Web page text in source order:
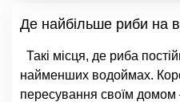
Де найбільше риби на
Такі місця, де риба
найменших водоймах.
пересування своїм